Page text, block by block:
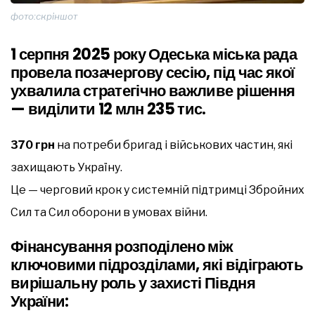
фото:скріншот
1 серпня 2025 року Одеська міська рада
провела позачергову сесію, під час якої
ухвалила стратегічно важливе рішення
— виділити 12 млн 235 тис.
370 грн на потреби бригад і військових частин, які
захищають Україну.
Це — черговий крок у системній підтримці Збройних
Сил та Сил оборони в умовах війни.
Фінансування розподілено між
ключовими підрозділами, які відіграють
вирішальну роль у захисті Півдня
України: